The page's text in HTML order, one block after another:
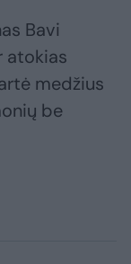
Bavi
atokias
medžius
be